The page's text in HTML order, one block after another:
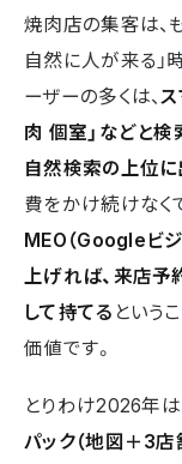
焼肉店の集客は、
自然に人が来る」
ーザーの多くは、
肉 個室」などと検
自然検索の上位
費をかけ続けなく
MEO（Googleビ
上げれば、来店
して持てる という
価値です。
とりわけ2026年
パック（地図＋3店